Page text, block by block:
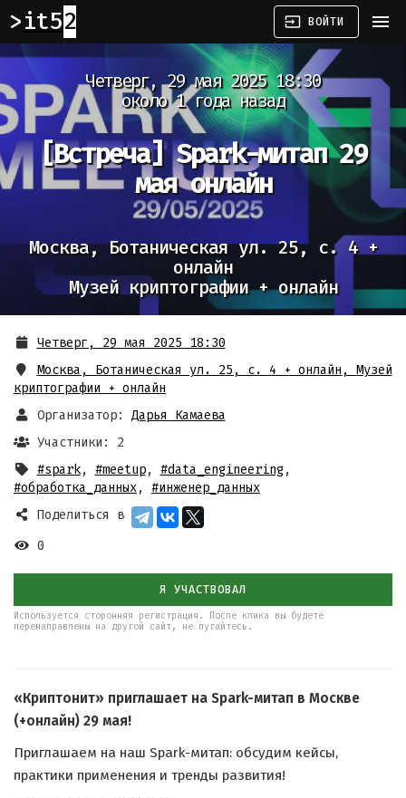
it52 input ВОЙТИ menu
Четверг, 29 мая 2025 18:30
около 1 года назад
[Встреча] Spark-митап 29
мая онлайн
Москва, Ботаническая ул. 25, с. 4 +
онлайн
Музей криптографии + онлайн
Четверг, 29 мая 2025 18:30
Москва, Ботаническая ул. 25, с. 4 + онлайн , Музей
криптографии + онлайн
Организатор:
Дарья Камаева
Участники: 2
#spark, #meetup, #data_engineering,
#обработка_данных, #инженер_данных
Поделиться в
0
Я УЧАСТВОВАЛ
Используется сторонняя регистрация. После клика вы будете
перенаправлены на другой сайт, не пугайтесь.
«Криптонит» приглашает на Spark-митап в Москве
(+онлайн) 29 мая!
Приглашаем на наш Spark-митап: обсудим кейсы,
практики применения и тренды развития!